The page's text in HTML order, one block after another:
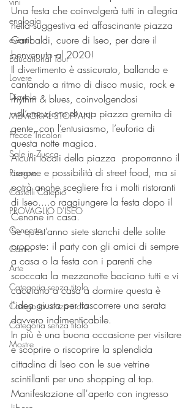
enologia
eventi
Educational Tour
Lovere
Diavolo
MEMORIAL STOPPANI
Frecce Tricolori
Sale in Zucca
Pisogne
Castelli Calepio
PROVAGLIO D'ISEO
Concerto
Castro
Arte
Categoria senza titolo
Categoria senza titolo
Categoria senza titolo
Mostre
Una festa che coinvolgerà tutti in allegria
nella suggestiva ed affascinante piazza
Garibaldi, cuore di Iseo, per dare il
benvenuto al 2020!
Il divertimento è assicurato, ballando e
cantando a ritmo di disco music, rock e
rhythm & blues, coinvolgendosi
nell’emozione di una piazza gremita di
gente, con l’entusiasmo, l’euforia di
questa notte magica.
Alcuni locali della piazza  proporranno il
cenone e possibilità di street food, ma si
potrà anche scegliere fra i molti ristoranti
di Iseo....o raggiungere la festa dopo il
Cenone in casa.
Se quest’anno siete stanchi delle solite
proposte: il party con gli amici di sempre
a casa o la festa con i parenti che
scoccata la mezzanotte baciano tutti e vi
cacciano a casa a dormire questa è
l'idea giusta per trascorrere una serata
davvero indimenticabile.
In più è una buona occasione per visitare
e scoprire o riscoprire la splendida
cittadina di Iseo con le sue vetrine
scintillanti per uno shopping al top.
Manifestazione all'aperto con ingresso
libero.